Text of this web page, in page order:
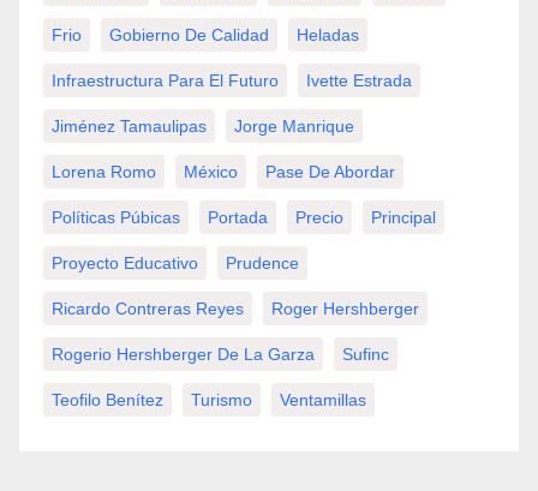
Frio Gobierno De Calidad Heladas
Infraestructura Para El Futuro Ivette Estrada
Jiménez Tamaulipas Jorge Manrique
Lorena Romo México Pase De Abordar
Políticas Púbicas Portada Precio Principal
Proyecto Educativo Prudence
Ricardo Contreras Reyes Roger Hershberger
Rogerio Hershberger De La Garza Sufinc
Teofilo Benítez Turismo Ventamillas